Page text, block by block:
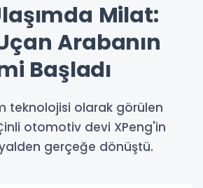
Milat:
Arabanın
Başladı
teknolojisi olarak görülen
otomotiv devi XPeng'in
gerçeğe dönüştü.